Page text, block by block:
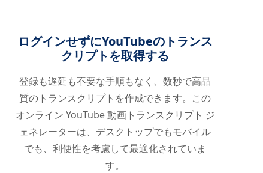
ログインせずにYouTubeのトランス
クリプトを取得する
登録も遅延も不要な手順もなく、数秒で高品
質のトランスクリプトを作成できます。この
オンライン YouTube 動画トランスクリプト ジ
ェネレーターは、デスクトップでもモバイル
でも、利便性を考慮して最適化されていま
す。